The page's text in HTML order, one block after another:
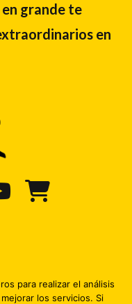
grande te
en
para realizar el análisis
los servicios. Si